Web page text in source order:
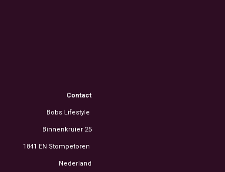
Contact
Bobs Lifestyle
Binnenkruier 25
1841 EN Stompetoren
Nederland